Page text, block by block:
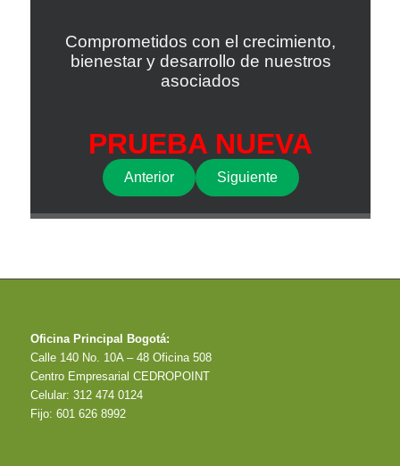
Oficina Principal Bogotá:
Calle 140 No. 10A – 48 Oficina 508
Centro Empresarial CEDROPOINT
Celular: 312 474 0124
Fijo: 601 626 8992